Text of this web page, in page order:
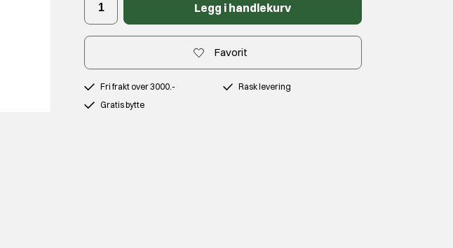
Legg i handlekurv
Favorit
Fri frakt over 3000.-
Rask levering
Gratis bytte